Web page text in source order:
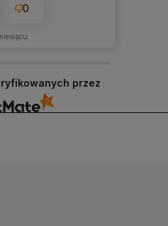
mnie tak szybko.
0
przez